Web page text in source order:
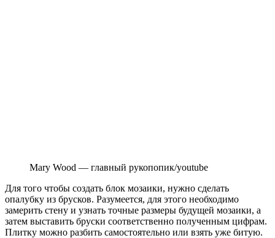
Mary Wood — главный рукопопик/youtube
Для того чтобы создать блок мозаики, нужно сделать
опалубку из брусков. Разумеется, для этого необходимо
замерить стену и узнать точные размеры будущей мозаики, а
затем выставить бруски соответственно полученным цифрам.
Плитку можно разбить самостоятельно или взять уже битую.